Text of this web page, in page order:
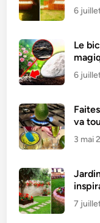
6
Le
6
va
3 mai
7